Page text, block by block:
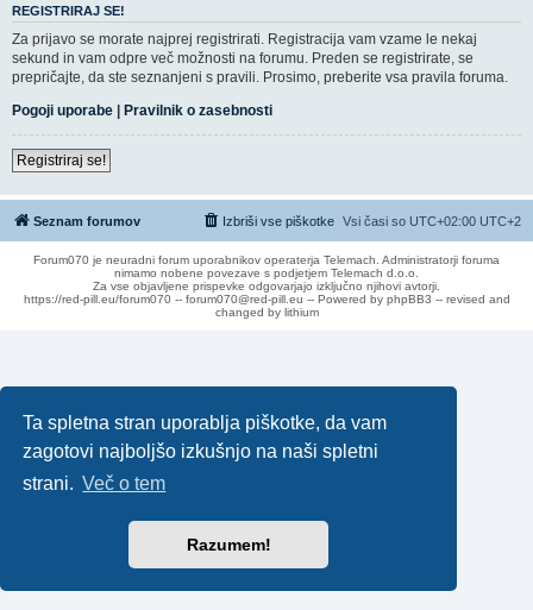
Ta spletna stran uporablja piškotke, da vam
zagotovi najboljšo izkušnjo na naši spletni
strani. Več o tem
Razumem!
REGISTRIRAJ SE!
Za prijavo se morate najprej registrirati. Registracija vam vzame le nekaj
sekund in vam odpre več možnosti na forumu. Preden se registrirate, se
prepričajte, da ste seznanjeni s pravili. Prosimo, preberite vsa pravila foruma.
Pogoji uporabe | Pravilnik o zasebnosti
Registriraj se!
Seznam forumov Vsi časi so UTC+02:00 UTC+2
Izbriši vse piškotke
Forum070 je neuradni forum uporabnikov operaterja Telemach. Administratorji foruma
nimamo nobene povezave s podjetjem Telemach d.o.o.
Za vse objavljene prispevke odgovarjajo izključno njihovi avtorji.
https://red-pill.eu/forum070 -- forum070@red-pill.eu -- Powered by phpBB3 -- revised and
changed by lithium